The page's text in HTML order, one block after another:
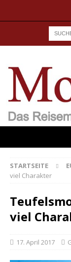
STARTSEITE
viel Charakter
viel
17. April 2017